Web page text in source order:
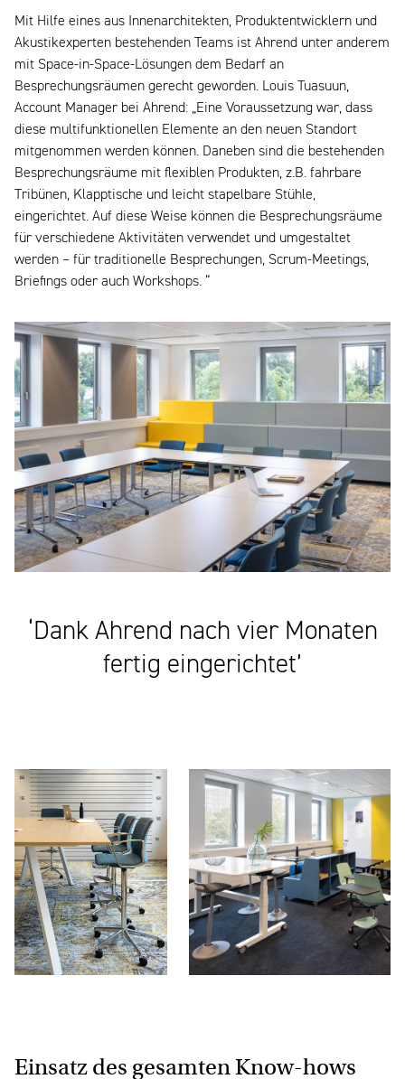
Mit Hilfe eines aus Innenarchitekten, Produktentwicklern und
Akustikexperten bestehenden Teams ist Ahrend unter anderem
mit Space-in-Space-Lösungen dem Bedarf an
Besprechungsräumen gerecht geworden. Louis Tuasuun,
Account Manager bei Ahrend: „Eine Voraussetzung war, dass
diese multifunktionellen Elemente an den neuen Standort
mitgenommen werden können. Daneben sind die bestehenden
Besprechungsräume mit flexiblen Produkten, z.B. fahrbare
Tribünen, Klapptische und leicht stapelbare Stühle,
eingerichtet. Auf diese Weise können die Besprechungsräume
für verschiedene Aktivitäten verwendet und umgestaltet
werden – für traditionelle Besprechungen, Scrum-Meetings,
Briefings oder auch Workshops. “
‘Dank Ahrend nach vier Monaten
fertig eingerichtet’
Einsatz des gesamten Know-hows